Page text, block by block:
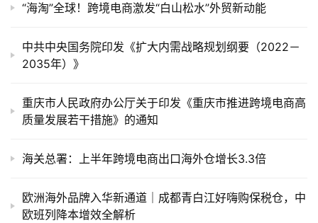
“海淘”全球！跨境电商激发“白山松水”外贸新动能
中共中央国务院印发《扩大内需战略规划纲要（2022－
2035年）》
重庆市人民政府办公厅关于印发《重庆市推进跨境电商高
质量发展若干措施》的通知
海关总署：上半年跨境电商出口海外仓增长3.3倍
欧洲海外品牌入华新通道｜成都青白江好嗨购保税仓，中
欧班列降本增效全解析